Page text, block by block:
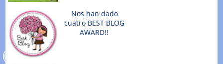
Nos han dado
cuatro BEST BLOG
AWARD!!